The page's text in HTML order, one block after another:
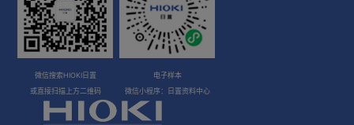
微信搜索HIOKI日置
或直接扫描上方二维码
电子样本
微信小程序：日置资料中心